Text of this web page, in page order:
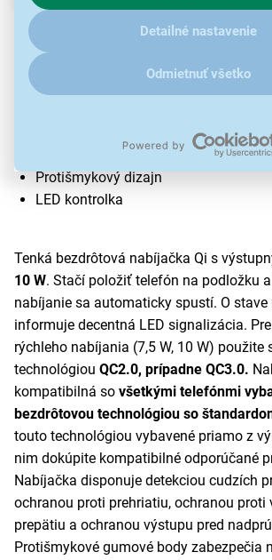
ďalšími údaji pracujeme, kliknitesem.
Detailné nastavenie
Odmietnuť všetko
Bezdrôtová
10 W
Protišmykový dizajn
LED kontrolka
Tenká bezdrôtová nabíjačka Qi s
10 W. Stačí položiť telefón na podložku
nabíjanie sa automaticky spustí. O
informuje decentná LED signalizácia.
rýchleho nabíjania (7,5 W, 10 W) použite
technológiou QC2.0, prípadne QC3.0.
kompatibilná so všetkými telefónmi
bezdrôtovou technológiou so
touto technológiou vybavené priamo z
nim dokúpite kompatibilné odporúčané
Nabíjačka disponuje detekciou cudzích
ochranou proti prehriatiu, ochranou proti
prepätiu a ochranou výstupu pred
Protišmykové gumové body zabezpečia